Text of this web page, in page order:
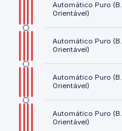
Automático Puro (B.
Orientável)
Automático Puro (B.
Orientável)
Automático Puro (B.
Orientável)
Automático Puro (B.
Orientável)